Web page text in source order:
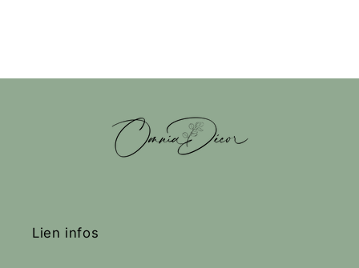
Lien infos